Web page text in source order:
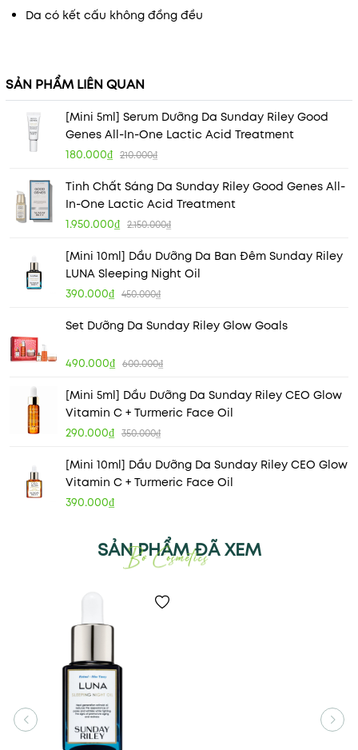
Da có kết cấu không đồng đều
SẢN PHẨM LIÊN QUAN
[Mini 5ml] Serum Dưỡng Da Sunday Riley Good
Genes All-In-One Lactic Acid Treatment
180.000₫ 210.000₫
Tinh Chất Sáng Da Sunday Riley Good Genes All-
In-One Lactic Acid Treatment
1.950.000₫ 2.150.000₫
[Mini 10ml] Dầu Dưỡng Da Ban Đêm Sunday Riley
LUNA Sleeping Night Oil
390.000₫ 450.000₫
Set Dưỡng Da Sunday Riley Glow Goals
490.000₫ 600.000₫
[Mini 5ml] Dầu Dưỡng Da Sunday Riley CEO Glow
Vitamin C + Turmeric Face Oil
290.000₫ 350.000₫
[Mini 10ml] Dầu Dưỡng Da Sunday Riley CEO Glow
Vitamin C + Turmeric Face Oil
390.000₫
SẢN PHẨM ĐÃ XEM